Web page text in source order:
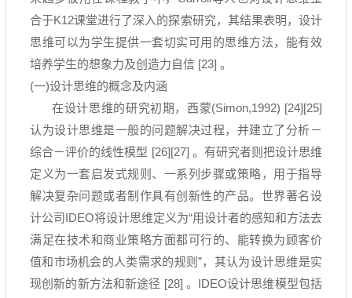
合于K12课堂进行了深入的探索研究，其结果表明，设计
思维可以为学生提供一套切实可用的思维方法，能有效
培养学生的想象力及创造力自信 [23] 。
(一)设计思维的概念及内涵
在设计思维的研究初期，西蒙(Simon,1992) [24][25]
认为设计思维是一般的问题解决过程，并建立了分析－
综合－评价的线性模型 [26][27] 。有研究者则把设计思维
定义为一套启发式规则、一系列步骤或策略，用于指导
解决复杂问题或者制作具有创新性的产品。世界著名设
计公司IDEO将设计思维定义为“用设计者的感知和方法去
满足在技术和商业策略方面都可行的、能转换为顾客价
值和市场机会的人类需求的规则”，其认为设计思维是实
现创新的新方法和新途径 [28] 。 IDEO设计思维模型包括